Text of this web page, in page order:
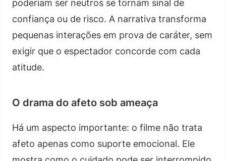
poderiam ser neutros se tornam sinal de
confiança ou de risco. A narrativa transforma
pequenas interações em prova de caráter, sem
exigir que o espectador concorde com cada
atitude.
O drama do afeto sob ameaça
Há um aspecto importante: o filme não trata
afeto apenas como suporte emocional. Ele